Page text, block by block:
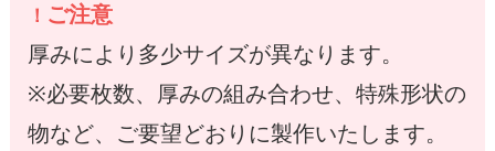
ご注意
厚みにより多少サイズが異なります。
※必要枚数、厚みの組み合わせ、特殊形状の
物など、ご要望どおりに製作いたします。